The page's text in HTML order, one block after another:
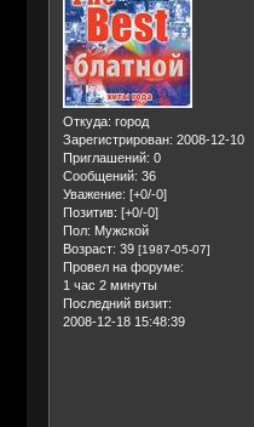
Откуда: город
Зарегистрирован: 2008-12-10
Приглашений: 0
Сообщений: 36
Уважение: [+0/-0]
Позитив: [+0/-0]
Пол: Мужской
Возраст: 39[1987-05-07]
Провел на форуме:
1 час 2 минуты
Последний визит:
2008-12-18 15:48:39